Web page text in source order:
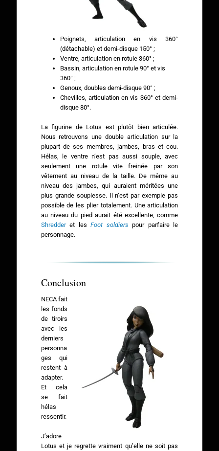
Poignets, articulation en vis 360°
(détachable) et demi-disque 150° ;
Ventre, articulation en rotule 360° ;
Bassin, articulation en rotule 90° et vis
360° ;
Genoux, doubles demi-disque 90° ;
Chevilles, articulation en vis 360° et demi-
disque 80°.
La figurine de Lotus est plutôt bien articulée.
Nous retrouvons une double articulation sur la
plupart de ses membres, jambes, bras et cou.
Hélas, le ventre n’est pas aussi souple, avec
seulement une rotule vite freinée par son
vêtement au niveau de la taille. De même au
niveau des jambes, qui auraient méritées une
plus grande souplesse. Il n’est par exemple pas
possible de les plier totalement. Une articulation
au niveau du pied aurait été excellente, comme
Shredderet lesFoot soldiers pour parfaire le
personnage.
Conclusion
NECA fait
les fonds
de tiroirs
avec les
derniers
personna
ges qui
restent à
adapter.
Et cela
se fait
hélas
ressentir.
J’adore
Lotus et je regrette vraiment qu’elle ne soit pas